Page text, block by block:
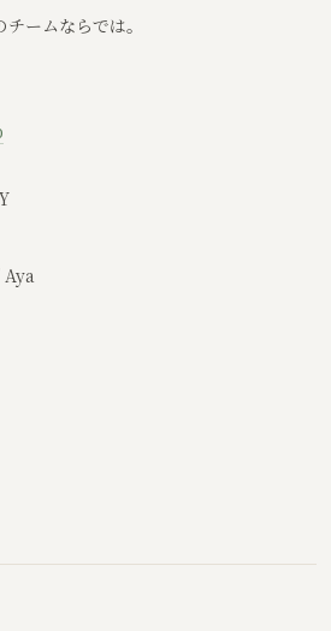
ームならでは。